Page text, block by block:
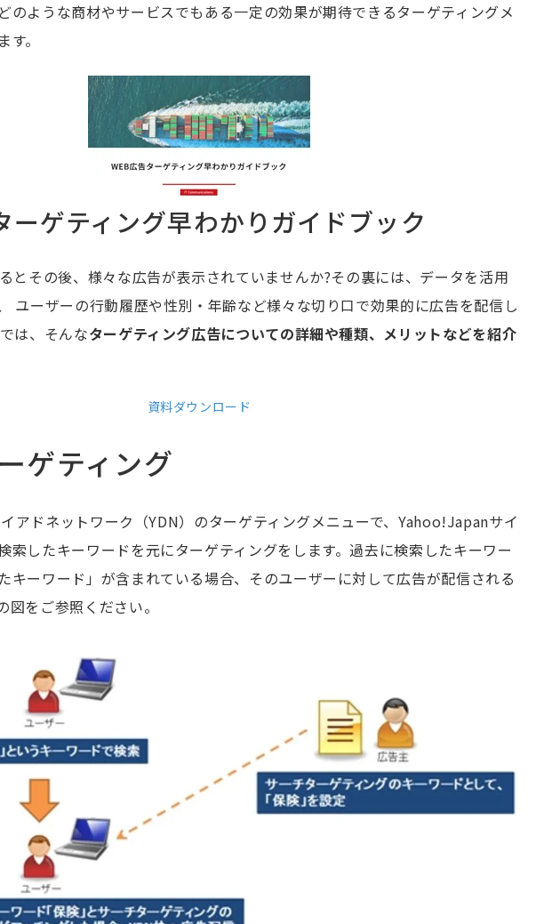
のような商材やサービスでもある一定の効果が期待できるターゲティングメ
。
ーゲティング早わかりガイドブック
とその後、様々な広告が表示されていませんか?その裏には、データを活用
ユーザーの行動履歴や性別・年齢など様々な切り口で効果的に広告を配信し
は、そんなターゲティング広告についての詳細や種類、メリットなどを紹介
資料ダウンロード
ゲティング
アドネットワーク（YDN）のターゲティングメニューで、Yahoo!Japanサイ
索したキーワードを元にターゲティングをします。過去に検索したキーワー
キーワード」が含まれている場合、そのユーザーに対して広告が配信される
図をご参照ください。